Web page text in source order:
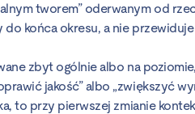
tworem” oderwanym od
do końca okresu, a nie
zbyt ogólnie albo na
jakość” albo „zwiększyć
to przy pierwszej zmianie